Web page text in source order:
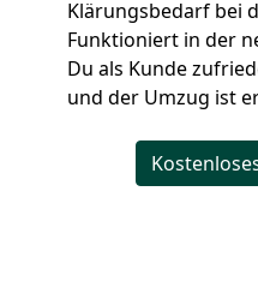
Klärungsbedarf bei
Funktioniert in der
Du als Kunde
und der Umzug ist